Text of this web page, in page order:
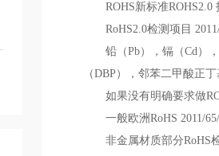
ROHS新标准ROHS2.0
RoHS2.0检测项目 2011/
铅（Pb），镉（Cd），
（DBP），邻苯二甲酸正
如果没有明确要求做
一般欧洲RoHS 2011/65/
非金属材质部分RoHS检